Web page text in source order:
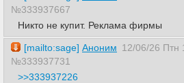
№333937667
Никто не купит. Реклама фирмы
[mailto:sage] Аноним 12/06/26 Птн
№333937731
>>333937226